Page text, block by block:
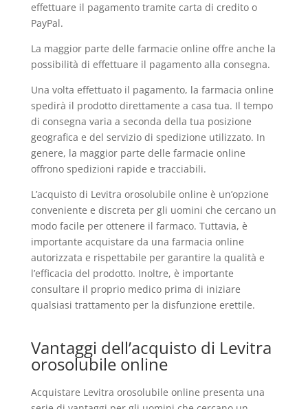
effettuare il pagamento tramite carta di credito o
PayPal.
La maggior parte delle farmacie online offre anche la
possibilità di effettuare il pagamento alla consegna.
Una volta effettuato il pagamento, la farmacia online
spedirà il prodotto direttamente a casa tua. Il tempo
di consegna varia a seconda della tua posizione
geografica e del servizio di spedizione utilizzato. In
genere, la maggior parte delle farmacie online
offrono spedizioni rapide e tracciabili.
L’acquisto di Levitra orosolubile online è un’opzione
conveniente e discreta per gli uomini che cercano un
modo facile per ottenere il farmaco. Tuttavia, è
importante acquistare da una farmacia online
autorizzata e rispettabile per garantire la qualità e
l’efficacia del prodotto. Inoltre, è importante
consultare il proprio medico prima di iniziare
qualsiasi trattamento per la disfunzione erettile.
Vantaggi dell’acquisto di Levitra
orosolubile online
Acquistare Levitra orosolubile online presenta una